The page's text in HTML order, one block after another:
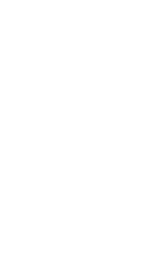
a tempo indeterminato
copia del Software sul
dall'Utente,
Servizio o nella
applicabile dal
il Servizio, e per
esclusivamente ai
dei Servizi per i
non commerciale,
per uso
del Servizio.
né può permettere a
segue: